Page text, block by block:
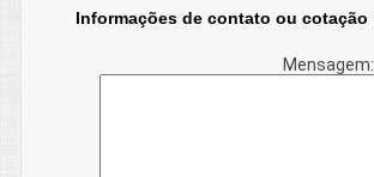
Informações de contato ou cotação
Mensagem: